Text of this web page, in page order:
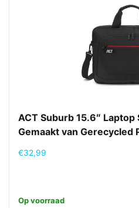
ACT Suburb 15.6″ Laptop
Gemaakt van Gerecycled
€32,99
Op voorraad